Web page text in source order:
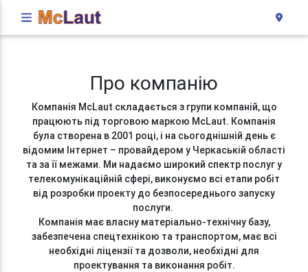
Про компанію
Компанія McLaut складається з групи компаній, що
працюють під торговою маркою McLaut. Компанія
була створена в 2001 році, і на сьогоднішній день є
відомим Інтернет – провайдером у Черкаській області
та за її межами. Ми надаємо широкий спектр послуг у
телекомунікаційній сфері, виконуємо всі етапи робіт
від розробки проекту до безпосереднього запуску
послуги.
Компанія має власну матеріально-технічну базу,
забезпечена спецтехнікою та транспортом, має всі
необхідні ліцензії та дозволи, необхідні для
проектування та виконання робіт.